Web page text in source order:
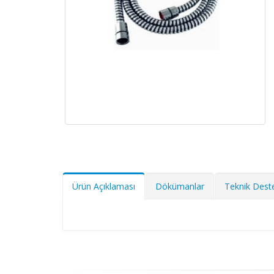
Ürün Açıklaması Dökümanlar Teknik